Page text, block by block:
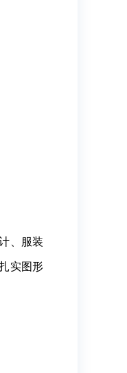
、服装
实图形